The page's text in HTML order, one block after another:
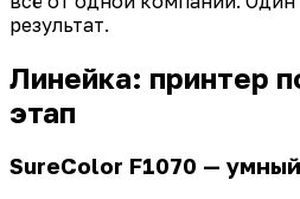
результат.
Линейка: принтер
этап
SureColor F1070 —